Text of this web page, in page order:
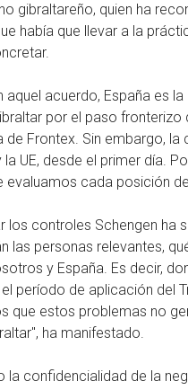
gibraltareño, quien ha
había que llevar a la
aquel acuerdo, España es
por el paso
Frontex. Sin embargo,
UE, desde el primer día.
evaluamos cada posición
los controles Schengen
las personas relevantes,
y España. Es decir,
período de aplicación
que estos problemas no
ha manifestado.
la confidencialidad de la